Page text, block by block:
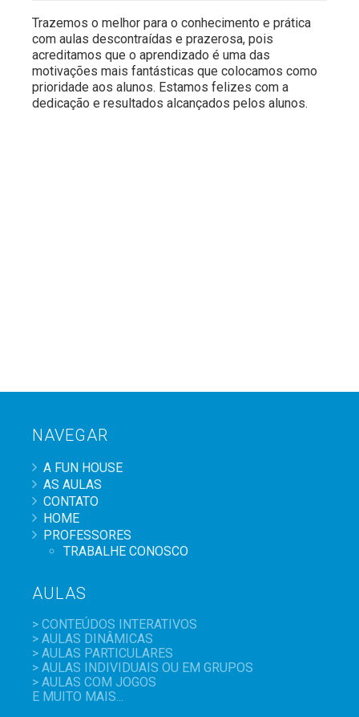
Trazemos o melhor para o conhecimento e prática
com aulas descontraídas e prazerosa, pois
acreditamos que o aprendizado é uma das
motivações mais fantásticas que colocamos como
prioridade aos alunos. Estamos felizes com a
dedicação e resultados alcançados pelos alunos.
NAVEGAR
A FUN HOUSE
AS AULAS
CONTATO
HOME
PROFESSORES
TRABALHE CONOSCO
AULAS
> CONTEÚDOS INTERATIVOS
> AULAS DINÂMICAS
> AULAS PARTICULARES
> AULAS INDIVIDUAIS OU EM GRUPOS
> AULAS COM JOGOS
E MUITO MAIS...